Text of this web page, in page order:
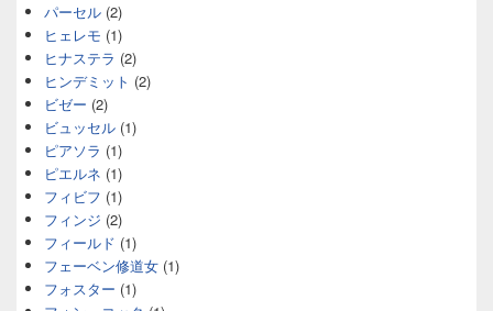
パーセル (2)
ヒェレモ (1)
ヒナステラ (2)
ヒンデミット (2)
ビゼー (2)
ビュッセル (1)
ピアソラ (1)
ピエルネ (1)
フィビフ (1)
フィンジ (2)
フィールド (1)
フェーベン修道女 (1)
フォスター (1)